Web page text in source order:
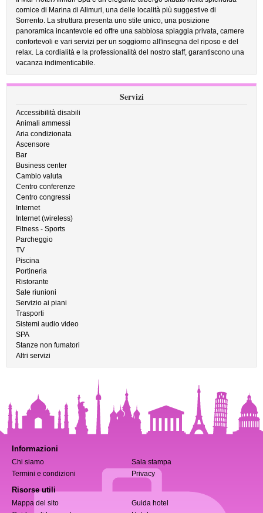
cornice di Marina di Alimuri, una delle località più suggestive di
Sorrento. La struttura presenta uno stile unico, una posizione
panoramica incantevole ed offre una sabbiosa spiaggia privata, camere
confortevoli e vari servizi per un soggiorno all'insegna del riposo e del
relax. La cordialità e la professionalità del nostro staff, garantiscono una
vacanza indimenticabile.
Servizi
Accessibilità disabili
Animali ammessi
Aria condizionata
Ascensore
Bar
Business center
Cambio valuta
Centro conferenze
Centro congressi
Internet
Internet (wireless)
Fitness - Sports
Parcheggio
TV
Piscina
Portineria
Ristorante
Sale riunioni
Servizio ai piani
Trasporti
Sistemi audio video
SPA
Stanze non fumatori
Altri servizi
Informazioni
Chi siamo
Sala stampa
Termini e condizioni
Privacy
Risorse utili
Mappa del sito
Guida hotel